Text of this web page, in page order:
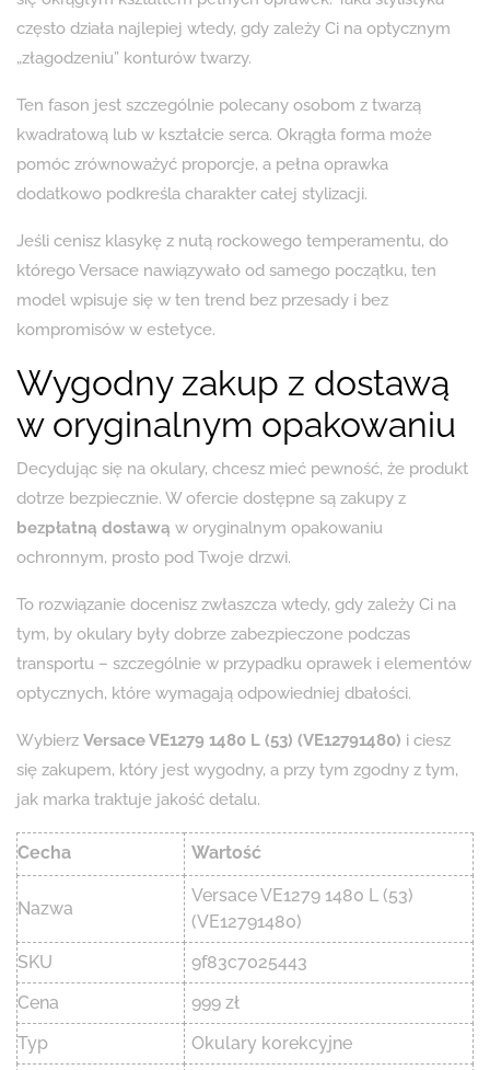
często działa najlepiej wtedy, gdy zależy Ci na optycznym
„złagodzeniu” konturów twarzy.
Ten fason jest szczególnie polecany osobom z twarzą
kwadratową lub w kształcie serca. Okrągła forma może
pomóc zrównoważyć proporcje, a pełna oprawka
dodatkowo podkreśla charakter całej stylizacji.
Jeśli cenisz klasykę z nutą rockowego temperamentu, do
którego Versace nawiązywało od samego początku, ten
model wpisuje się w ten trend bez przesady i bez
kompromisów w estetyce.
Wygodny zakup z dostawą
w oryginalnym opakowaniu
Decydując się na okulary, chcesz mieć pewność, że produkt
dotrze bezpiecznie. W ofercie dostępne są zakupy z
bezpłatną dostawą w oryginalnym opakowaniu
ochronnym, prosto pod Twoje drzwi.
To rozwiązanie docenisz zwłaszcza wtedy, gdy zależy Ci na
tym, by okulary były dobrze zabezpieczone podczas
transportu – szczególnie w przypadku oprawek i elementów
optycznych, które wymagają odpowiedniej dbałości.
Wybierz Versace VE1279 1480 L (53) (VE12791480) i ciesz
się zakupem, który jest wygodny, a przy tym zgodny z tym,
jak marka traktuje jakość detalu.
Cecha Wartość
Nazwa
Versace VE1279 1480 L (53)
(VE12791480)
SKU
9f83c7025443
Cena
999 zł
Typ
Okulary korekcyjne